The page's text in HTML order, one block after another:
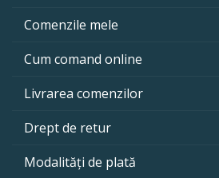
Comenzile mele
Cum comand online
Livrarea comenzilor
Drept de retur
Modalități de plată